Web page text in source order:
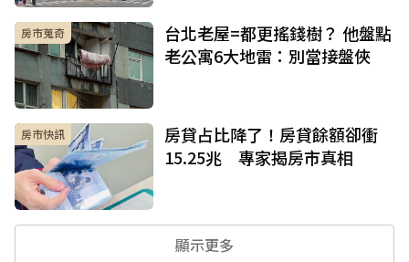
房市蒐奇
台北老屋=都更搖錢樹？ 他盤點
老公寓6大地雷：別當接盤俠
房市快訊
房貸占比降了！房貸餘額卻衝
15.25兆 專家揭房市真相
顯示更多